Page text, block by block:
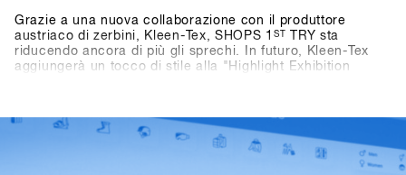
Grazie a una nuova collaborazione con il produttore
austriaco di zerbini, Kleen-Tex, SHOPS 1 ST
TRY sta
riducendo ancora di più gli sprechi. In futuro, Kleen-Tex
aggiungerà un tocco di stile alla "Highlight Exhibition
ogni anno. Grazie alla ristorazione ecologica, agli stand
espositivi riutilizzabili, al sistema di raccolta differenziata
perfettamente funzionante e al "sistema di lavaggio dei